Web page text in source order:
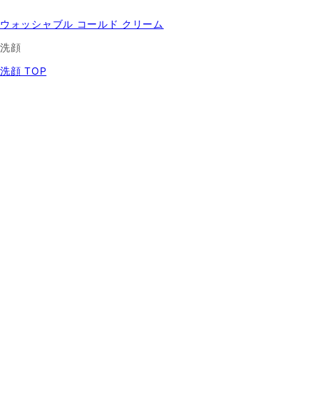
ウォッシャブル コールド クリーム
洗顔
洗顔 TOP